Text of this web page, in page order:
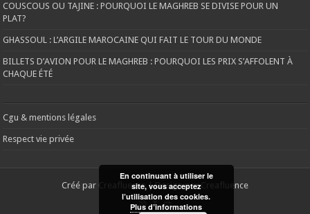
COUSCOUS OU TAJINE : POURQUOI LE MAGHREB SE DIVISE POUR UN
PLAT?
GHASSOUL : L’ARGILE MAROCAINE QUI FAIT LE TOUR DU MONDE
BILLETS D’AVION POUR LE MAGHREB : POURQUOI LES PRIX S’AFFOLENT À
CHAQUE ÉTÉ
Cgu & mentions légales
Respect vie privée
Créé par Creafluence| Design par Creafluence
En continuant à utiliser le
site, vous acceptez
l’utilisation des cookies.
Plus d’informations